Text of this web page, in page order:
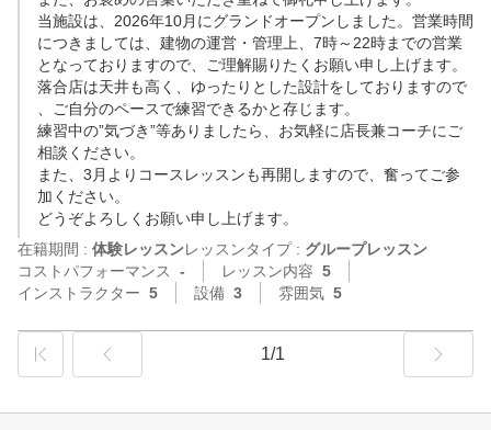
当施設は、2026年10月にグランドオープンしました。営業時間
につきましては、建物の運営・管理上、7時～22時までの営業
となっておりますので、ご理解賜りたくお願い申し上げます。
落合店は天井も高く、ゆったりとした設計をしておりますので
、ご自分のペースで練習できるかと存じます。
練習中の”気づき”等ありましたら、お気軽に店長兼コーチにご
相談ください。
また、3月よりコースレッスンも再開しますので、奮ってご参
加ください。
どうぞよろしくお願い申し上げます。
在籍期間 : 体験レッスンレッスンタイプ : グループレッスン
コストパフォーマンス
- レッスン内容 5
インストラクター 5 設備 3 雰囲気 5
1/1